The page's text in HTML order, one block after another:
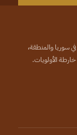
سوريا والمنطقة،
الأولويات.